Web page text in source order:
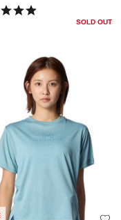
SOLD OUT